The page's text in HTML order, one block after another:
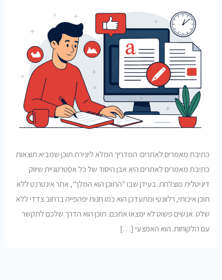
כתיבת מאמרים לאתרים: המדריך המלא ליצירת תוכן שמביא תוצאות
כתיבת מאמרים לאתרים היא אבן היסוד של כל אסטרטגיית שיווק
דיגיטלית מוצלחת. בעידן שבו "התוכן הוא המלך", אתר אינטרנט ללא
תוכן איכותי, רלוונטי ומתעדכן הוא כמו חנות יפהפייה ברחוב צדדי ללא
שלט. אנשים פשוט לא ימצאו אתכם. תוכן הוא הדרך שלכם לתקשר
עם הלקוחות. הוא האמצעי […]